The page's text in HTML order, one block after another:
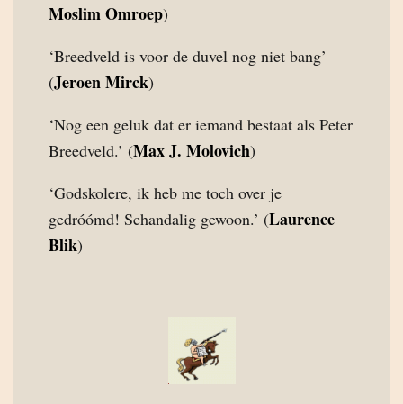
Moslim Omroep)
‘Breedveld is voor de duvel nog niet bang’
(Jeroen Mirck)
‘Nog een geluk dat er iemand bestaat als Peter
Breedveld.’ (Max J. Molovich)
‘Godskolere, ik heb me toch over je
gedróómd! Schandalig gewoon.’ (Laurence
Blik)